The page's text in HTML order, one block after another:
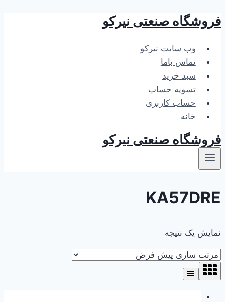
بازگشت
محتوا
فروشگاه صنعتی نیرکو
وب سایت نیرکو
تماس باما
سبد خرید
تسویه حساب
حساب کاربری
خانه
فروشگاه صنعتی نیرکو
KA57DRE
نمایش یک نتیجه